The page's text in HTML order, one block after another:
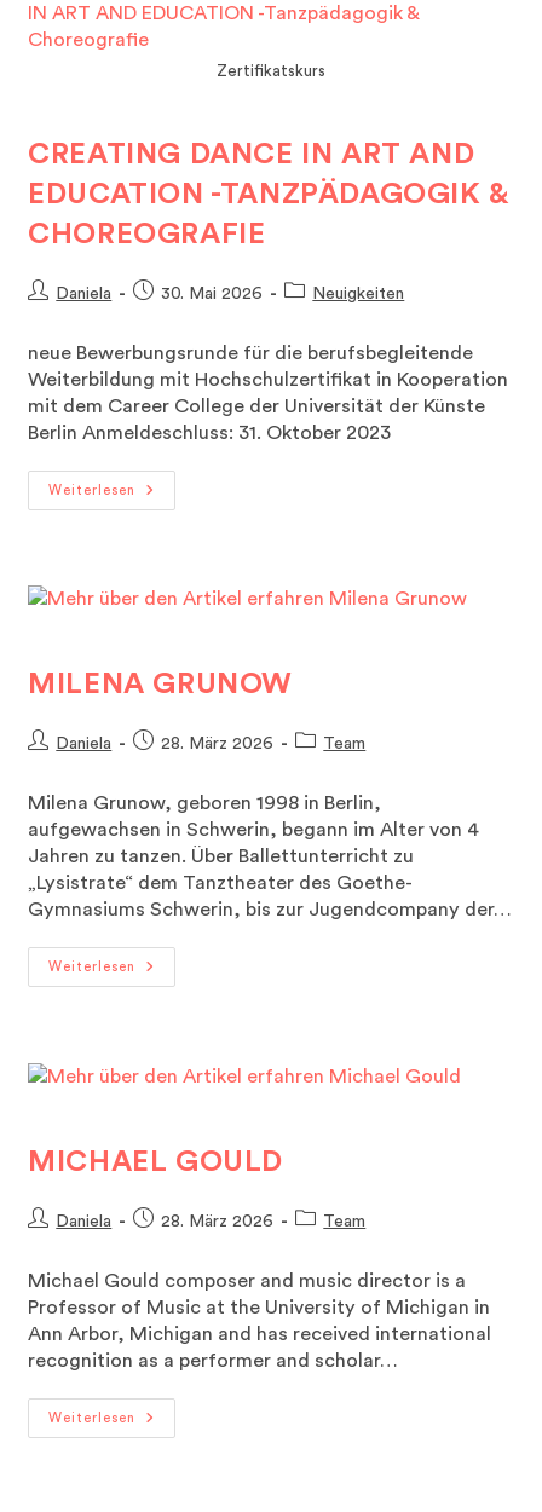
Zertifikatskurs
CREATING DANCE IN ART AND
EDUCATION -TANZPÄDAGOGIK &
CHOREOGRAFIE
Beitrags-
Daniela
Beitrag30. Mai 2026
Beitrags-
Neuigkeiten
neue Bewerbungsrunde für die berufsbegleitende
Weiterbildung mit Hochschulzertifikat in Kooperation
mit dem Career College der Universität der Künste
Berlin Anmeldeschluss: 31. Oktober 2023
Weiterlesen
CREATING
DANCE
-
Tanzpädagogik
MILENA GRUNOW
Beitrags-
Daniela
Beitrag28. März 2026
Beitrags-
Team
Milena Grunow, geboren 1998 in Berlin,
aufgewachsen in Schwerin, begann im Alter von 4
Jahren zu tanzen. Über Ballettunterricht zu
„Lysistrate“ dem Tanztheater des Goethe-
Gymnasiums Schwerin, bis zur Jugendcompany der…
Weiterlesen
Milena
Grunow
MICHAEL GOULD
Beitrags-
Daniela
Beitrag28. März 2026
Beitrags-
Team
Michael Gould composer and music director is a
Professor of Music at the University of Michigan in
Ann Arbor, Michigan and has received international
recognition as a performer and scholar…
Weiterlesen
Michael
Gould